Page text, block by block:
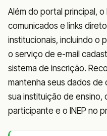
Além do portal principal,
comunicados e links
institucionais, incluindo o
o serviço de e-mail
sistema de inscrição.
mantenha seus dados
sua instituição de ensino,
participante e o INEP no